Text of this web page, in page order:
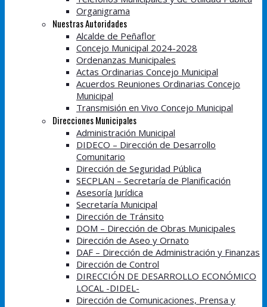
Organigrama
Nuestras Autoridades
Alcalde de Peñaflor
Concejo Municipal 2024-2028
Ordenanzas Municipales
Actas Ordinarias Concejo Municipal
Acuerdos Reuniones Ordinarias Concejo
Municipal
Transmisión en Vivo Concejo Municipal
Direcciones Municipales
Administración Municipal
DIDECO – Dirección de Desarrollo
Comunitario
Dirección de Seguridad Pública
SECPLAN – Secretaría de Planificación
Asesoría Jurídica
Secretaría Municipal
Dirección de Tránsito
DOM – Dirección de Obras Municipales
Dirección de Aseo y Ornato
DAF – Dirección de Administración y Finanzas
Dirección de Control
DIRECCIÓN DE DESARROLLO ECONÓMICO
LOCAL -DIDEL-
Dirección de Comunicaciones, Prensa y